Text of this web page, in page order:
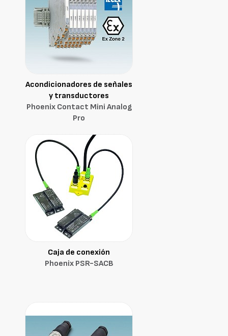
Acondicionadores de señales
y transductores
Phoenix Contact Mini Analog
Pro
Caja de conexión
Phoenix PSR-SACB